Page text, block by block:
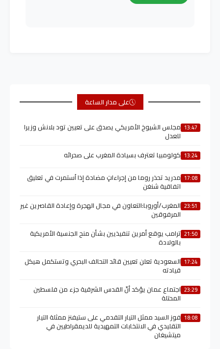
على مدار الساعة
13:47 مجلس الشيوخ الأمريكي يصدق على تعيين تود بلانش وزيرا
للعدل
13:24 كولومبيا تعترف بسيادة المغرب على صحرائه
17:08 مدريد تحذر روما من إجراءاتٍ مضادة إذا اُستمرت في تعليق
اتفاقية شنغن
23:51 المغرب/أوروبا:التعاون في مجال الهجرة وإعادة القاصرين غير
المرفوقين
21:50 ترامب يوقع أمرين تنفيذيين بشأن منح الجنسية الأمريكية
بالولادة
17:24 السعودية تعلن تعيين قائد التحالف البحري وتستكمل هيكل
قيادته
23:29 اجتماع عمان يؤكد أنّ القدس الشرقية جزء من فلسطين
المحتلة
18:08 فوز السيد ممثل التيار التقدمي على ستيفنز ممثلة التيار
التقليدي في الانتخابات التمهيدية للديمقراطيين في
ميتشيغان